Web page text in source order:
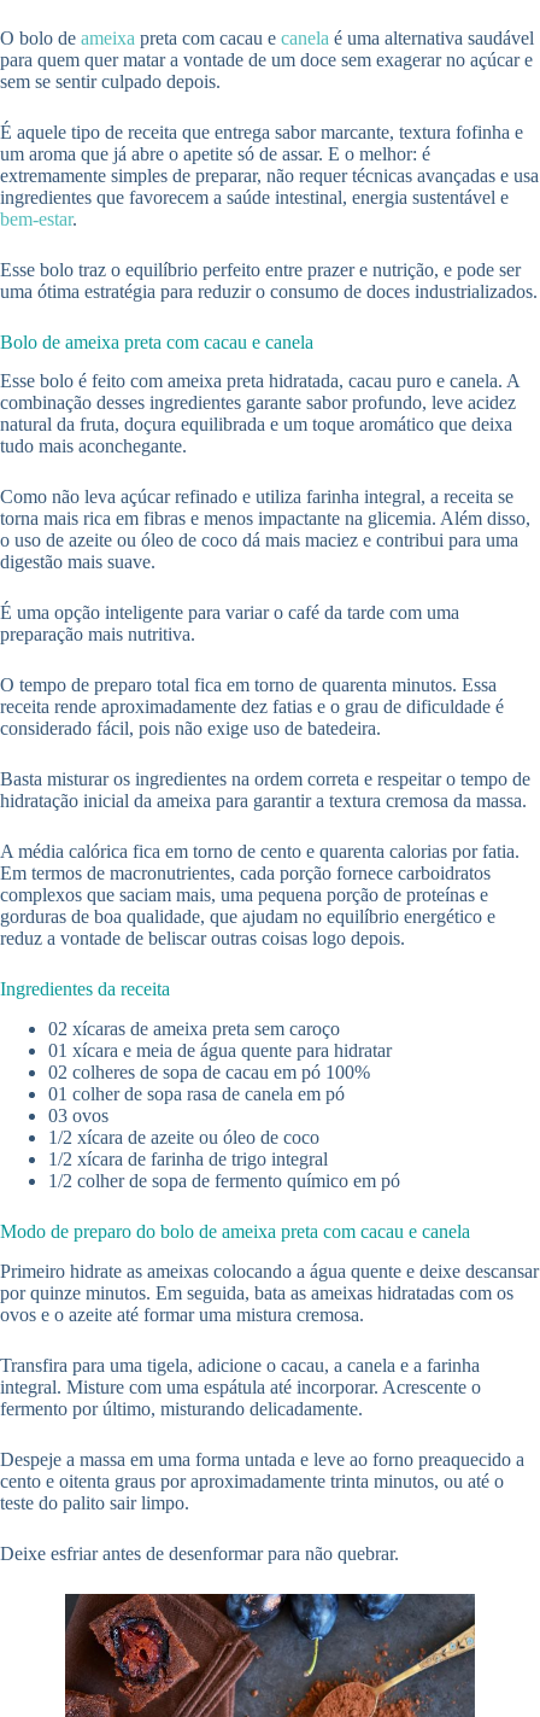
O bolo de ameixa preta com cacau e canela é uma alternativa saudável
para quem quer matar a vontade de um doce sem exagerar no açúcar e
sem se sentir culpado depois.
É aquele tipo de receita que entrega sabor marcante, textura fofinha e
um aroma que já abre o apetite só de assar. E o melhor: é
extremamente simples de preparar, não requer técnicas avançadas e usa
ingredientes que favorecem a saúde intestinal, energia sustentável e
bem-estar.
Esse bolo traz o equilíbrio perfeito entre prazer e nutrição, e pode ser
uma ótima estratégia para reduzir o consumo de doces industrializados.
Bolo de ameixa preta com cacau e canela
Esse bolo é feito com ameixa preta hidratada, cacau puro e canela. A
combinação desses ingredientes garante sabor profundo, leve acidez
natural da fruta, doçura equilibrada e um toque aromático que deixa
tudo mais aconchegante.
Como não leva açúcar refinado e utiliza farinha integral, a receita se
torna mais rica em fibras e menos impactante na glicemia. Além disso,
o uso de azeite ou óleo de coco dá mais maciez e contribui para uma
digestão mais suave.
É uma opção inteligente para variar o café da tarde com uma
preparação mais nutritiva.
O tempo de preparo total fica em torno de quarenta minutos. Essa
receita rende aproximadamente dez fatias e o grau de dificuldade é
considerado fácil, pois não exige uso de batedeira.
Basta misturar os ingredientes na ordem correta e respeitar o tempo de
hidratação inicial da ameixa para garantir a textura cremosa da massa.
A média calórica fica em torno de cento e quarenta calorias por fatia.
Em termos de macronutrientes, cada porção fornece carboidratos
complexos que saciam mais, uma pequena porção de proteínas e
gorduras de boa qualidade, que ajudam no equilíbrio energético e
reduz a vontade de beliscar outras coisas logo depois.
Ingredientes da receita
02 xícaras de ameixa preta sem caroço
01 xícara e meia de água quente para hidratar
02 colheres de sopa de cacau em pó 100%
01 colher de sopa rasa de canela em pó
03 ovos
1/2 xícara de azeite ou óleo de coco
1/2 xícara de farinha de trigo integral
1/2 colher de sopa de fermento químico em pó
Modo de preparo do bolo de ameixa preta com cacau e canela
Primeiro hidrate as ameixas colocando a água quente e deixe descansar
por quinze minutos. Em seguida, bata as ameixas hidratadas com os
ovos e o azeite até formar uma mistura cremosa.
Transfira para uma tigela, adicione o cacau, a canela e a farinha
integral. Misture com uma espátula até incorporar. Acrescente o
fermento por último, misturando delicadamente.
Despeje a massa em uma forma untada e leve ao forno preaquecido a
cento e oitenta graus por aproximadamente trinta minutos, ou até o
teste do palito sair limpo.
Deixe esfriar antes de desenformar para não quebrar.